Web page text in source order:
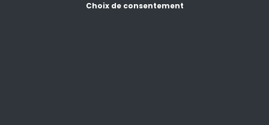
Choix de consentement